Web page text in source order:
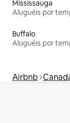
Mississauga
Aluguéis por
Buffalo
Aluguéis por
Airbnb